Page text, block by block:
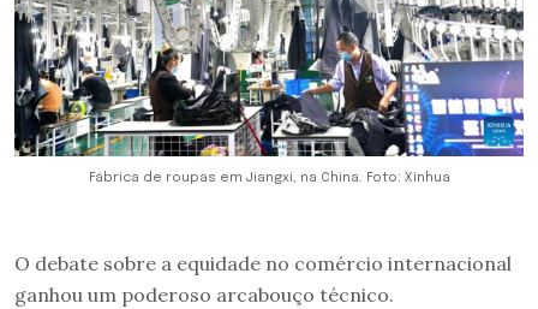
Fábrica de roupas em Jiangxi, na China. Foto: Xinhua
O debate sobre a equidade no comércio internacional
ganhou um poderoso arcabouço técnico.